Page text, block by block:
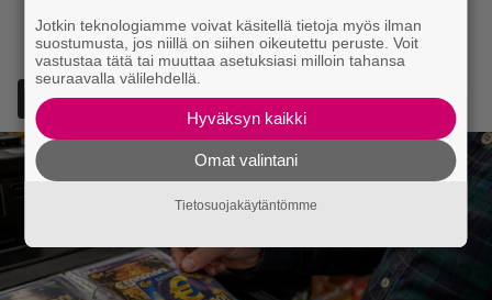
Lisää Episodi Googlen suosituksi lähteeksi
Jotkin teknologiamme voivat käsitellä tietoja myös ilman
suostumusta, jos niillä on siihen oikeutettu peruste. Voit
vastustaa tätä tai muuttaa asetuksiasi milloin tahansa
seuraavalla välilehdellä.
Hyväksyn kaikki
Omat valintani
Tietosuojakäytäntömme